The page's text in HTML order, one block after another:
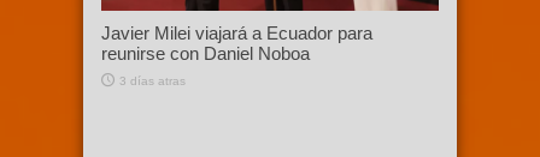
Javier Milei viajará a Ecuador para
reunirse con Daniel Noboa
3 días atras